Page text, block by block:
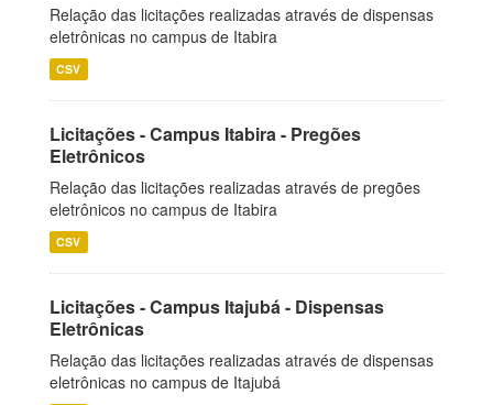
Relação das licitações realizadas através de dispensas
eletrônicas no campus de Itabira
CSV
Licitações - Campus Itabira - Pregões
Eletrônicos
Relação das licitações realizadas através de pregões
eletrônicos no campus de Itabira
CSV
Licitações - Campus Itajubá - Dispensas
Eletrônicas
Relação das licitações realizadas através de dispensas
eletrônicas no campus de Itajubá